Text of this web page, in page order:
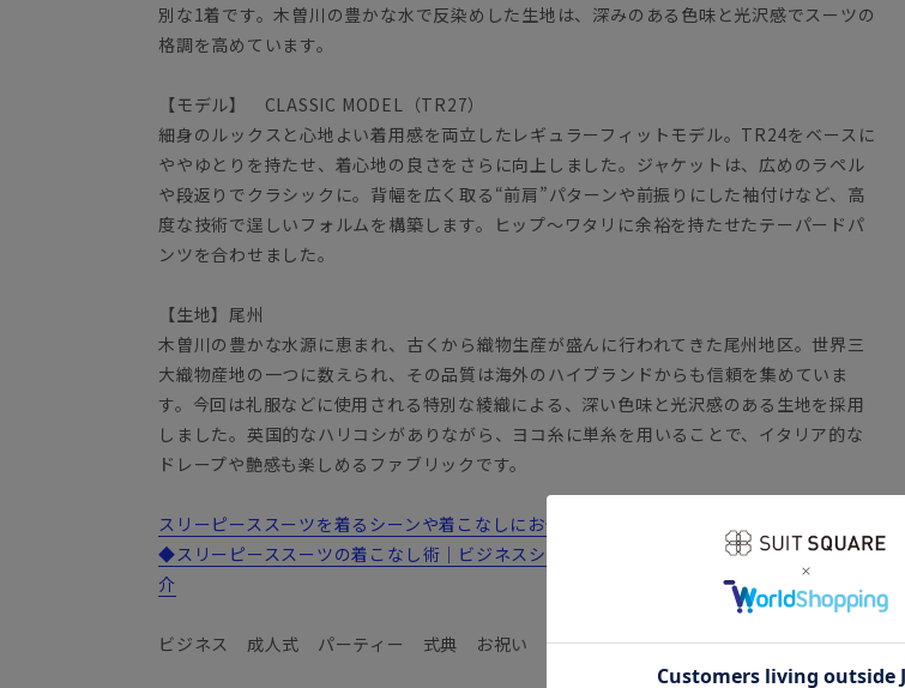
別な1着です。木曽川の豊かな水で反染めした生地は、深みのある色味と光沢感でスーツの
格調を高めています。
【モデル】 CLASSIC MODEL（TR27）
細身のルックスと心地よい着用感を両立したレギュラーフィットモデル。TR24をベースに
ややゆとりを持たせ、着心地の良さをさらに向上しました。ジャケットは、広めのラペル
や段返りでクラシックに。背幅を広く取る“前肩”パターンや前振りにした袖付けなど、高
度な技術で逞しいフォルムを構築します。ヒップ～ワタリに余裕を持たせたテーパードパ
ンツを合わせました。
【生地】尾州
木曽川の豊かな水源に恵まれ、古くから織物生産が盛んに行われてきた尾州地区。世界三
大織物産地の一つに数えられ、その品質は海外のハイブランドからも信頼を集めていま
す。今回は礼服などに使用される特別な綾織による、深い色味と光沢感のある生地を採用
しました。英国的なハリコシがありながら、ヨコ糸に単糸を用いることで、イタリア的な
ドレープや艶感も楽しめるファブリックです。
スリーピーススーツを着るシーンや着こなしにお悩みの方は...
◆スリーピーススーツの着こなし術｜ビジネスシーンにおすすめのコーディネートをご紹
介
ビジネス 成人式 パーティー 式典 お祝い 結婚式 フォーマル FORMAL